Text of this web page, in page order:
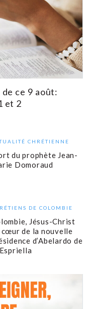
ce 9 août:
et 2
CHRÉTIENNE
du prophète Jean-
Domoraud
DE COLOMBIE
Jésus-Christ
cœur de la nouvelle
d’Abelardo de